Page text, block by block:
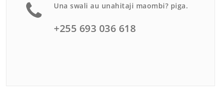
Una swali au unahitaji maombi? piga.
+255 693 036 618